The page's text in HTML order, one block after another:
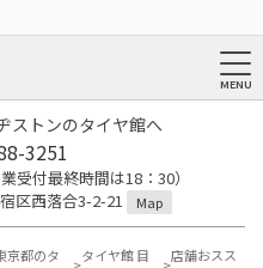
ストンのタイヤ館へ
3251
付最終時間は18：30）
区西落合3-2-21
Map
京都のタ
タイヤ館 目
店舗おスス